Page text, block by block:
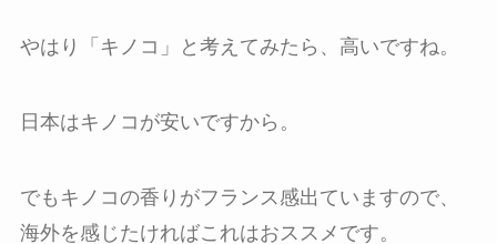
やはり「キノコ」と考えてみたら、高いですね。
日本はキノコが安いですから。
でもキノコの香りがフランス感出ていますので、
海外を感じたければこれはおススメです。